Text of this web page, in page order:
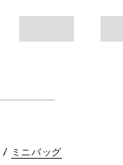
ミニバッグ